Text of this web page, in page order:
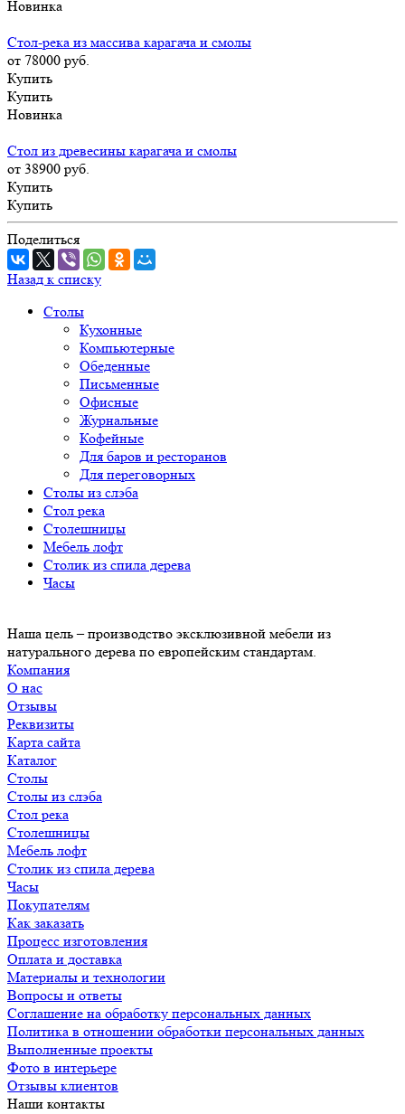
Новинка
Стол-река из массива карагача и смолы
от 78000 руб.
Купить
Купить
Новинка
Стол из древесины карагача и смолы
от 38900 руб.
Купить
Купить
Поделиться
Назад к списку
Столы
Кухонные
Компьютерные
Обеденные
Письменные
Офисные
Журнальные
Кофейные
Для баров и ресторанов
Для переговорных
Столы из слэба
Стол река
Столешницы
Мебель лофт
Столик из спила дерева
Часы
Наша цель – производство эксклюзивной мебели из
натурального дерева по европейским стандартам.
Компания
О нас
Отзывы
Реквизиты
Карта сайта
Каталог
Столы
Столы из слэба
Стол река
Столешницы
Мебель лофт
Столик из спила дерева
Часы
Покупателям
Как заказать
Процесс изготовления
Оплата и доставка
Материалы и технологии
Вопросы и ответы
Соглашение на обработку персональных данных
Политика в отношении обработки персональных данных
Выполненные проекты
Фото в интерьере
Отзывы клиентов
Наши контакты